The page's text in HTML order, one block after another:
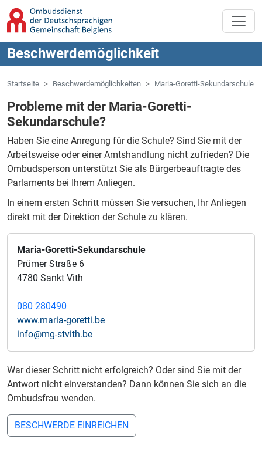
Zum Hauptinhalt springen
Beschwerdemöglichkeit
Startseite Beschwerdemöglichkeiten Maria-Goretti-Sekundarschule
Probleme mit der Maria-Goretti-
Sekundarschule?
Haben Sie eine Anregung für die Schule? Sind Sie mit der
Arbeitsweise oder einer Amtshandlung nicht zufrieden? Die
Ombudsperson unterstützt Sie als Bürgerbeauftragte des
Parlaments bei Ihrem Anliegen.
In einem ersten Schritt müssen Sie versuchen, Ihr Anliegen
direkt mit der Direktion der Schule zu klären.
Maria-Goretti-Sekundarschule
Prümer Straße 6
4780 Sankt Vith
080 280490
www.maria-goretti.be
info@mg-stvith.be
War dieser Schritt nicht erfolgreich? Oder sind Sie mit der
Antwort nicht einverstanden? Dann können Sie sich an die
Ombudsfrau wenden.
BESCHWERDE EINREICHEN